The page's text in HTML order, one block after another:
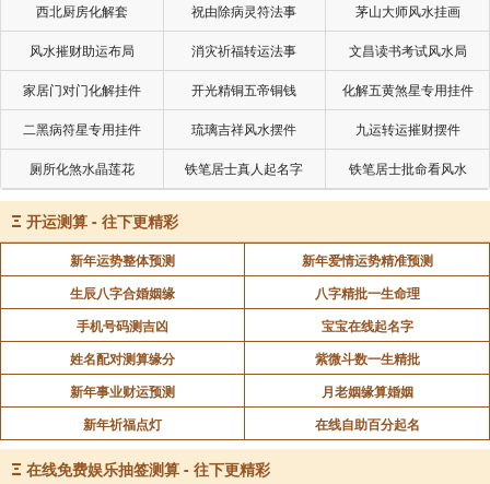
西北厨房化解套 祝由除病灵符法事 茅山大师风水挂画
风水摧财助运布局 消灾祈福转运法事 文昌读书考试风水局
家居门对门化解挂件 开光精铜五帝铜钱 化解五黄煞星专用挂件
二黑病符星专用挂件 琉璃吉祥风水摆件 九运转运摧财摆件
厕所化煞水晶莲花 铁笔居士真人起名字 铁笔居士批命看风水
Ξ 开运测算 - 往下更精彩
新年运势整体预测
新年爱情运势精准预测
生辰八字合婚姻缘
八字精批一生命理
手机号码测吉凶
宝宝在线起名字
姓名配对测算缘分
紫微斗数一生精批
新年事业财运预测
月老姻缘算婚姻
新年祈福点灯
在线自助百分起名
Ξ 在线免费娱乐抽签测算 - 往下更精彩